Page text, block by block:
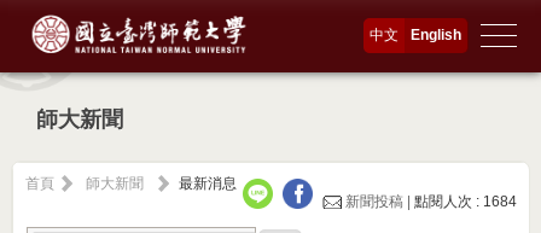
English
中文
師大新聞
首頁 師大新聞
最新消息
新聞投稿 |點閱人次 : 1684